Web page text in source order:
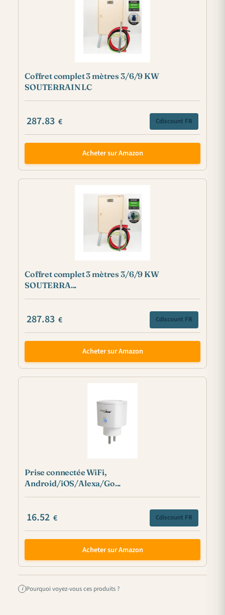
Coffret complet 3 mètres 3/6/9 KW
SOUTERRAIN LC
287.83 € Cdiscount FR
Acheter sur Amazon
Coffret complet 3 mètres 3/6/9 KW
SOUTERRA...
287.83 € Cdiscount FR
Acheter sur Amazon
Prise connectée WiFi,
Android/iOS/Alexa/Go...
16.52 € Cdiscount FR
Acheter sur Amazon
i Pourquoi voyez-vous ces produits ?